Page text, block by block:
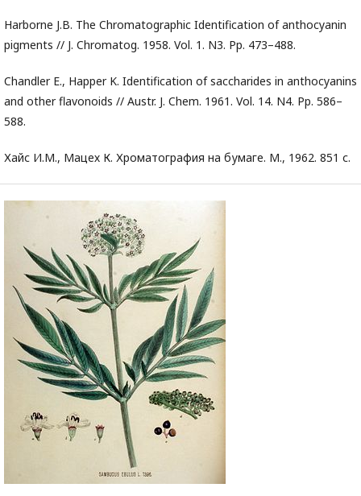
Harborne J.B. The Chromatographic Identification of anthocyanin
pigments // J. Chromatog. 1958. Vol. 1. N3. Pp. 473–488.
Chandler E., Happer K. Identification of saccharides in anthocyanins
and other flavonoids // Austr. J. Chem. 1961. Vol. 14. N4. Pp. 586–
588.
Хайс И.М., Мацех К. Хроматография на бумаге. М., 1962. 851 с.